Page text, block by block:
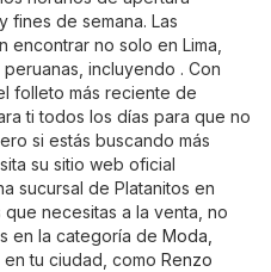
fines de semana. Las
encontrar no solo en Lima,
incluyendo . Con
folleto más reciente de
ti todos los días para que no
si estás buscando más
su sitio web oficial
sucursal de Platanitos en
necesitas a la venta, no
en la categoría de Moda,
tu ciudad, como Renzo